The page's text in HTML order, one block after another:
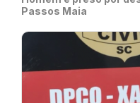
Passos Maia